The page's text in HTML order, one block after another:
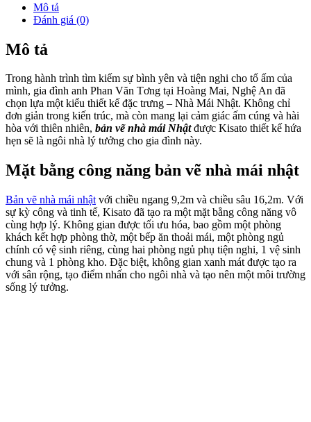
Mô tả
Đánh giá (0)
Mô tả
Trong hành trình tìm kiếm sự bình yên và tiện nghi cho tổ ấm của
mình, gia đình anh Phan Văn Tơng tại Hoàng Mai, Nghệ An đã
chọn lựa một kiểu thiết kế đặc trưng – Nhà Mái Nhật. Không chỉ
đơn giản trong kiến trúc, mà còn mang lại cảm giác ấm cúng và hài
hòa với thiên nhiên, bản vẽ nhà mái Nhậtđược Kisato thiết kế hứa
hẹn sẽ là ngôi nhà lý tưởng cho gia đình này.
Mặt bằng công năng bản vẽ nhà mái nhật
Bản vẽ nhà mái nhật với chiều ngang 9,2m và chiều sâu 16,2m. Với
sự kỳ công và tinh tế, Kisato đã tạo ra một mặt bằng công năng vô
cùng hợp lý. Không gian được tối ưu hóa, bao gồm một phòng
khách kết hợp phòng thờ, một bếp ăn thoải mái, một phòng ngủ
chính có vệ sinh riêng, cùng hai phòng ngủ phụ tiện nghi, 1 vệ sinh
chung và 1 phòng kho. Đặc biệt, không gian xanh mát được tạo ra
với sân rộng, tạo điểm nhấn cho ngôi nhà và tạo nên một môi trường
sống lý tưởng.